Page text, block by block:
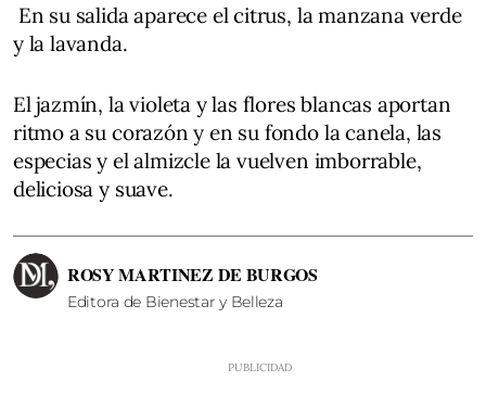
En su salida aparece el citrus, la manzana verde
y la lavanda.
El jazmín, la violeta y las flores blancas aportan
ritmo a su corazón y en su fondo la canela, las
especias y el almizcle la vuelven imborrable,
deliciosa y suave.
ROSY MARTINEZ DE BURGOS
Editora de Bienestar y Belleza